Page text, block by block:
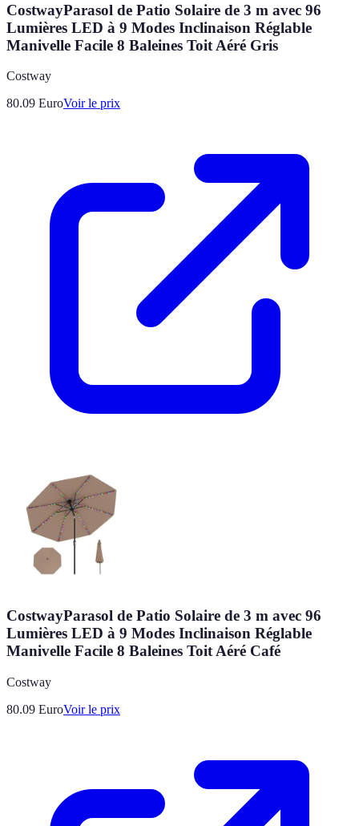
CostwayParasol de Patio Solaire de 3 m avec 96
Lumières LED à 9 Modes Inclinaison Réglable
Manivelle Facile 8 Baleines Toit Aéré Gris
Costway
80.09 EuroVoir le prix
CostwayParasol de Patio Solaire de 3 m avec 96
Lumières LED à 9 Modes Inclinaison Réglable
Manivelle Facile 8 Baleines Toit Aéré Café
Costway
80.09 EuroVoir le prix